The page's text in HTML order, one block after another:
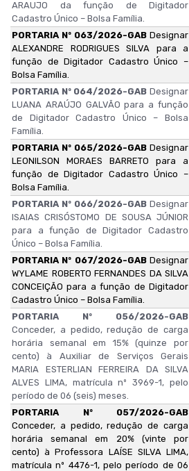
ARAUJO da função de Digitador
Cadastro Único – Bolsa Família.
PORTARIA Nº 063/2026-GAB Designar
ALEXANDRE RODRIGUES SILVA para a
função de Digitador Cadastro Único –
Bolsa Família.
PORTARIA Nº 064/2026-GAB Designar
LUANA ARAÚJO GALVÃO para a função
de Digitador Cadastro Único – Bolsa
Família.
PORTARIA Nº 065/2026-GAB Designar
LEONILSON MORAES BARRETO para a
função de Digitador Cadastro Único –
Bolsa Família.
PORTARIA Nº 066/2026-GAB Designar
ISAIAS CRISÓSTOMO DE SOUSA JÚNIOR
para a função de Digitador Cadastro
Único – Bolsa Família.
PORTARIA Nº 067/2026-GAB Designar
WYLAME ROBERTO FERNANDES DA SILVA
CONCEIÇÃO para a função de Digitador
Cadastro Único – Bolsa Família.
PORTARIA Nº 056/2026-GAB
Conceder, a pedido, redução de carga
horária semanal em 15% (quinze por
cento) à Auxiliar de Serviços Gerais
MARIA ESTERLIAN FERREIRA DA SILVA
ALVES LIMA, matrícula nº 3969-1, pelo
período de 06 (seis) meses.
PORTARIA Nº 057/2026-GAB
Conceder, a pedido, redução de carga
horária semanal em 20% (vinte por
cento) à Professora LAÍSE SILVA LIMA,
matrícula nº 4476-1, pelo período de 06